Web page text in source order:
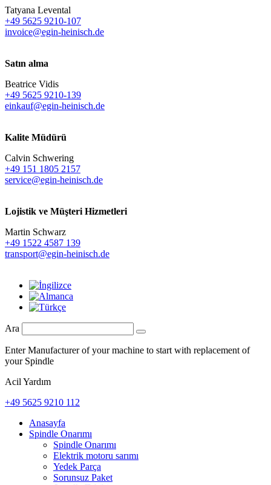
Tatyana Levental
+49 5625 9210-107
invoice@egin-heinisch.de
Satın alma
Beatrice Vidis
+49 5625 9210-139
einkauf@egin-heinisch.de
Kalite Müdürü
Calvin Schwering
+49 151 1805 2157
service@egin-heinisch.de
Lojistik ve Müşteri Hizmetleri
Martin Schwarz
+49 1522 4587 139
transport@egin-heinisch.de
Ara
Enter Manufacturer of your machine to start with replacement of
your Spindle
Acil Yardım
+49 5625 9210 112
Anasayfa
Spindle Onarımı
Spindle Onarımı
Elektrik motoru sarımı
Yedek Parça
Sorunsuz Paket